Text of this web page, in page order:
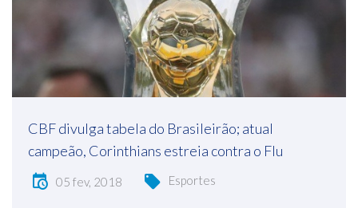
CBF divulga tabela do Brasileirão; atual
campeão, Corinthians estreia contra o Flu
05 fev, 2018 Esportes